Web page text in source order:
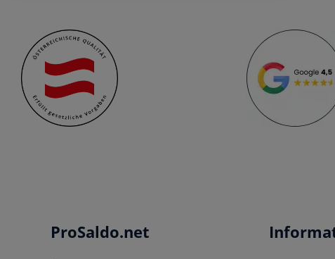
ProSaldo.net